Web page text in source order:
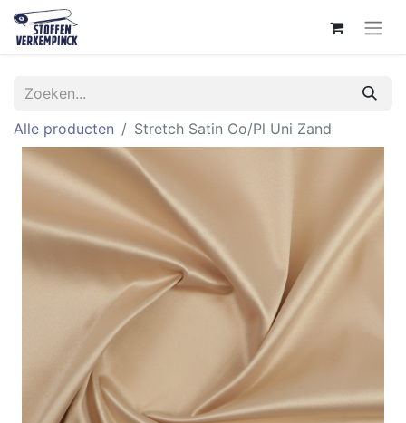
Alle producten Stretch Satin Co/Pl Uni Zand